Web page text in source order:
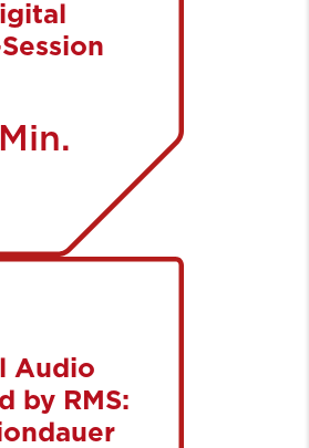
Audio
by RMS: